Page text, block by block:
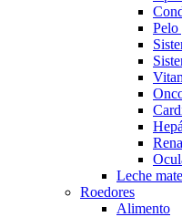
Pelo
Leche
Roedores
Alimento